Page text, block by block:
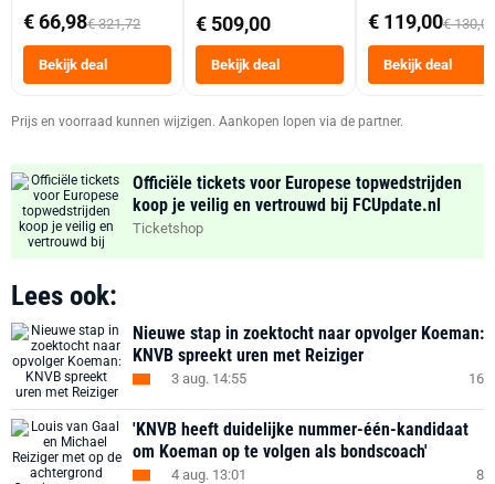
abonnement
€ 66,98€ 321,72
Bekijk deal
€ 509,00
Bekijk deal
Dubbele Mand 9
Tot 6 Personen
Heteluchtfriteuse
Zwart
€ 119,00€ 130,00
Bekijk deal
Prijs en voorraad kunnen wijzigen. Aankopen lopen via de partner.
Officiële tickets voor Europese topwedstrijden
koop je veilig en vertrouwd bij FCUpdate.nl
Ticketshop
Lees ook:
Nieuwe stap in zoektocht naar opvolger Koeman:
KNVB spreekt uren met Reiziger
3 aug. 14:55 16
'KNVB heeft duidelijke nummer-één-kandidaat
om Koeman op te volgen als bondscoach'
4 aug. 13:01 8